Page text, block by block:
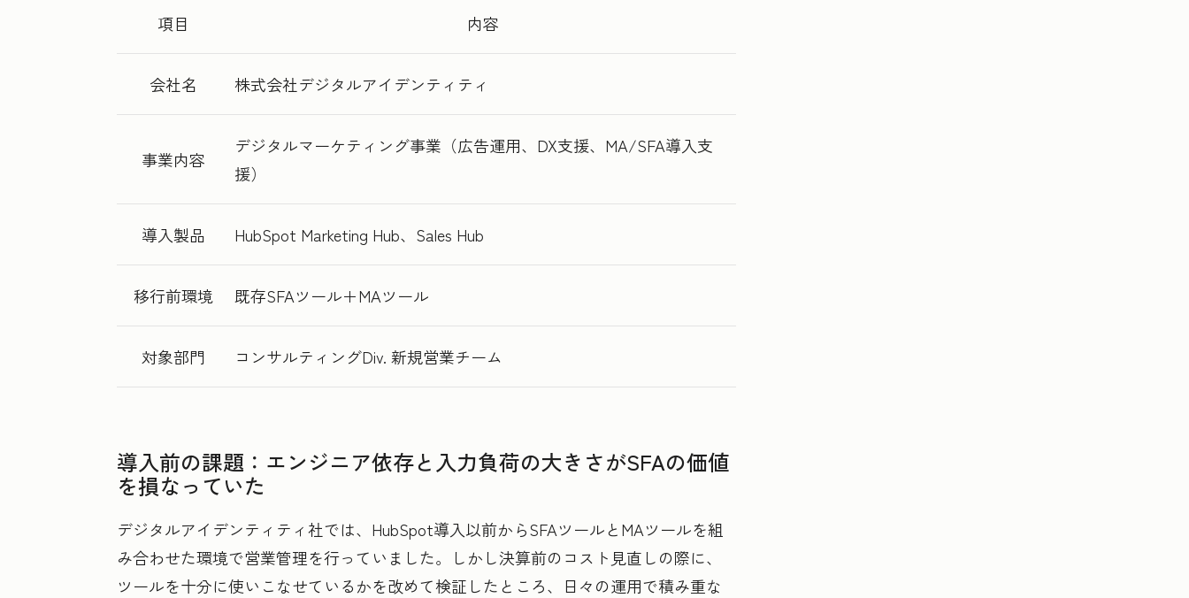
項目 内容
会社名 株式会社デジタルアイデンティティ
事業内容
デジタルマーケティング事業（広告運用、DX支援、MA/SFA導入支
援）
導入製品 HubSpot Marketing Hub、Sales Hub
移行前環境 既存SFAツール＋MAツール
対象部門 コンサルティングDiv. 新規営業チーム
導入前の課題：エンジニア依存と入力負荷の大きさがSFAの価値
を損なっていた
デジタルアイデンティティ社では、HubSpot導入以前からSFAツールとMAツールを組
み合わせた環境で営業管理を行っていました。しかし決算前のコスト見直しの際に、
ツールを十分に使いこなせているかを改めて検証したところ、日々の運用で積み重な